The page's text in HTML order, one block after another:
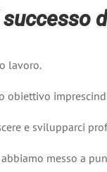
successo
lavoro.
obiettivo
e svilupparci
messo a